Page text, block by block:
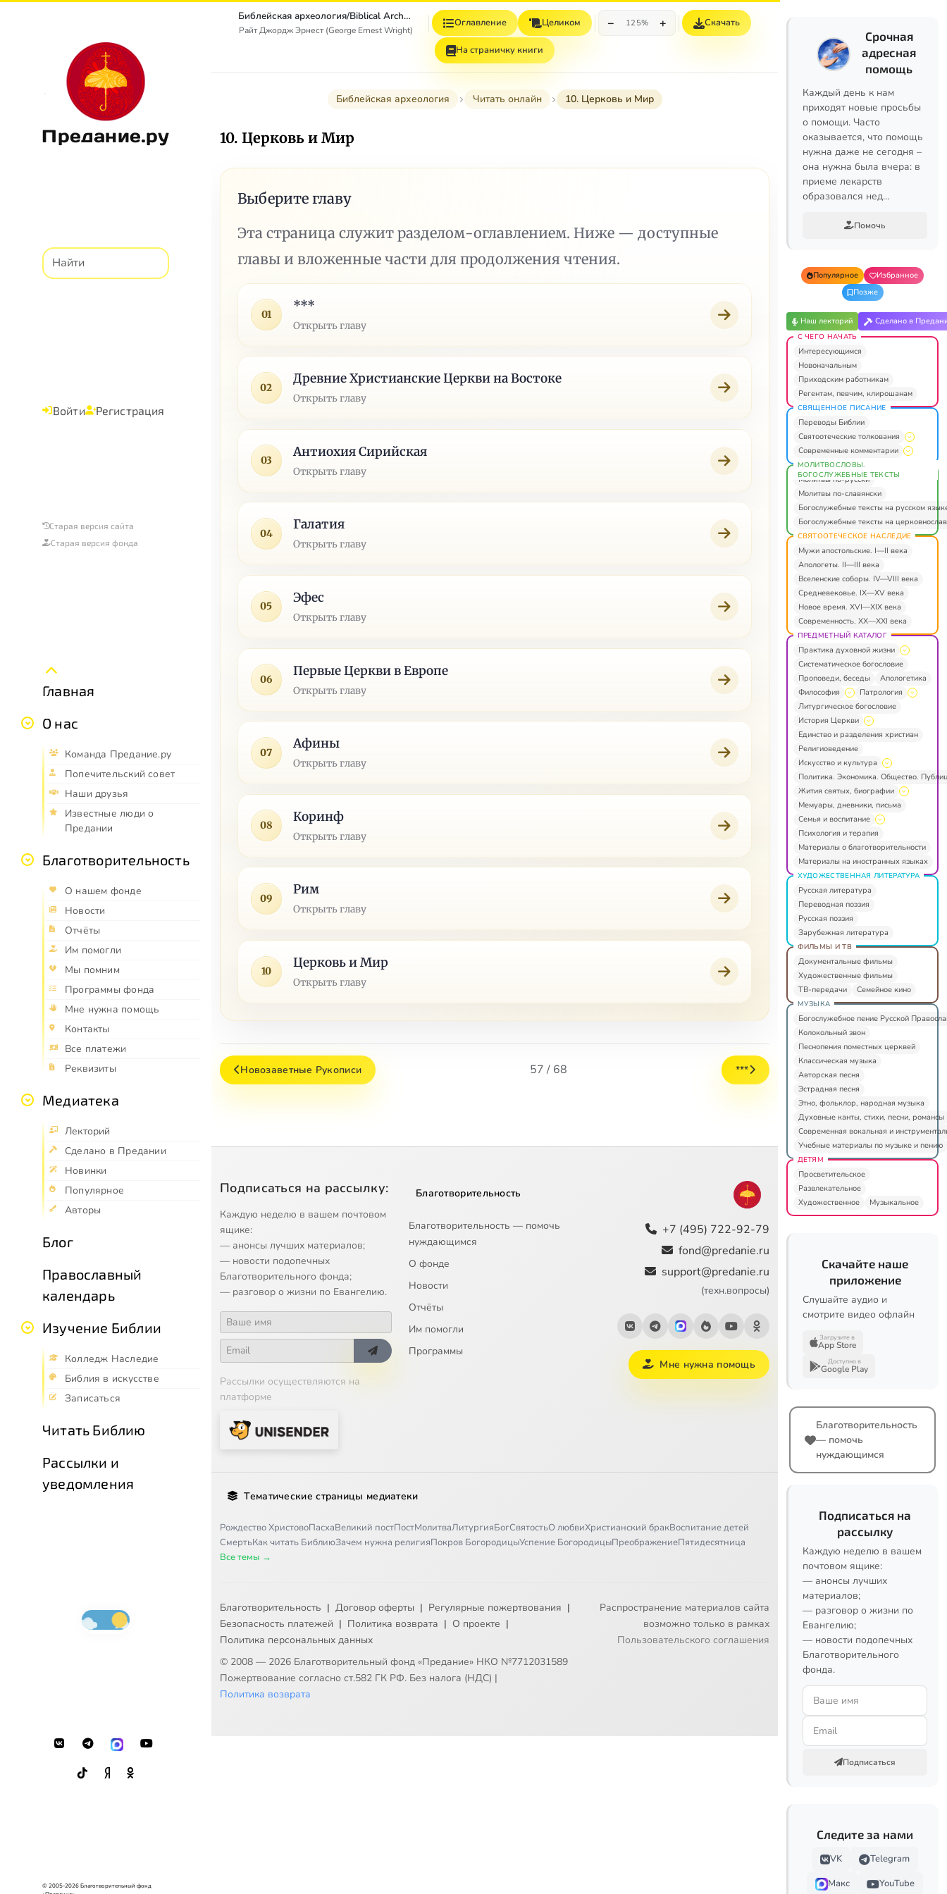
Предание.ру
Войти Регистрация
Старая версия сайта
Старая версия фонда
Главная
О нас
Команда Предание.ру
Попечительский совет
Наши друзья
Известные люди о
Предании
Благотворительность
О нашем фонде
Новости
Отчёты
Им помогли
Мы помним
Программы фонда
Мне нужна помощь
Контакты
Все платежи
Реквизиты
Медиатека
Лекторий
Сделано в Предании
Новинки
Популярное
Авторы
Блог
Православный
календарь
Изучение Библии
Колледж Наследие
Библия в искусстве
Записаться
Читать Библию
Рассылки и
уведомления
© 2005-2026 Благотворительный фонд
Библейская археология/Biblical Archaeology
Райт Джордж Эрнест (George Ernest Wright)
Оглавление Целиком − 125% + Скачать
На страничку книги
Библейская археология Читать онлайн 10. Церковь и Мир
10. Церковь и Мир
Выберите главу
Эта страница служит разделом-оглавлением. Ниже — доступные
главы и вложенные части для продолжения чтения.
01
***
Открыть главу
02
Древние Христианские Церкви на Востоке
Открыть главу
03
Антиохия Сирийская
Открыть главу
04
Галатия
Открыть главу
05
Эфес
Открыть главу
06
Первые Церкви в Европе
Открыть главу
07
Афины
Открыть главу
08
Коринф
Открыть главу
09
Рим
Открыть главу
10
Церковь и Мир
Открыть главу
Новозаветные Рукописи 57 / 68 ***
Подписаться на рассылку:
Каждую неделю в вашем почтовом
ящике:
— анонсы лучших материалов;
— новости подопечных
Благотворительного фонда;
— разговор о жизни по Евангелию.
Рассылки осуществляются на
платформе
Благотворительность
Благотворительность — помочь
нуждающимся
О фонде
Новости
Отчёты
Им помогли
Программы
+7 (495) 722-92-79
fond@predanie.ru
support@predanie.ru
(техн.вопросы)
Мне нужна помощь
Тематические страницы медиатеки
Рождество ХристовоПасхаВеликий постПостМолитваЛитургияБогСвятостьО любвиХристианский бракВоспитание детей
СмертьКак читать БиблиюЗачем нужна религияПокров БогородицыУспение БогородицыПреображениеПятидесятница
Все темы →
Благотворительность | Договор оферты | Регулярные пожертвования |
Безопасность платежей | Политика возврата | О проекте |
Политика персональных данных
© 2008 — 2026 Благотворительный фонд «Предание» НКО №7712031589
Пожертвование согласно ст.582 ГК РФ. Без налога (НДС) |
Политика возврата
Распространение материалов сайта
возможно только в рамках
Пользовательского соглашения
Срочная
адресная
помощь
Каждый день к нам
приходят новые просьбы
о помощи. Часто
оказывается, что помощь
нужна даже не сегодня –
она нужна была вчера: в
приеме лекарств
образовался нед…
Помочь
Популярное
Избранное
Позже
Наш лекторий Сделано в
С ЧЕГО НАЧАТЬ
Интересующимся
Новоначальным
Приходским работникам
Регентам, певчим, клирошанам
СВЯЩЕННОЕ ПИСАНИЕ
Переводы Библии
Святоотеческие толкования
Современные комментарии
МОЛИТВОСЛОВЫ.
БОГОСЛУЖЕБНЫЕ ТЕКСТЫ
Молитвы по-русски
Молитвы по-славянски
Богослужебные тексты на русском
Богослужебные тексты на
СВЯТООТЕЧЕСКОЕ НАСЛЕДИЕ
Мужи апостольские. I—II века
Апологеты. II—III века
Вселенские соборы. IV—VIII века
Средневековье. IX—XV века
Новое время. XVI—XIX века
Современность. XX—XXI века
ПРЕДМЕТНЫЙ КАТАЛОГ
Практика духовной жизни
Систематическое богословие
Проповеди, беседы
Апологетика
Философия
Патрология
Литургическое богословие
История Церкви
Единство и разделения христиан
Религиоведение
Искусство и культура
Политика. Экономика. Общество.
Жития святых, биографии
Мемуары, дневники, письма
Семья и воспитание
Психология и терапия
Материалы о благотворительности
Материалы на иностранных языках
ХУДОЖЕСТВЕННАЯ ЛИТЕРАТУРА
Русская литература
Переводная поэзия
Русская поэзия
Зарубежная литература
ФИЛЬМЫ И ТВ
Документальные фильмы
Художественные фильмы
ТВ-передачи
Семейное кино
МУЗЫКА
Богослужебное пение Русской
Колокольный звон
Песнопения поместных церквей
Классическая музыка
Авторская песня
Эстрадная песня
Этно, фольклор, народная музыка
Духовные канты, стихи, песни, романсы
Современная вокальная и
Учебные материалы по музыке и пению
ДЕТЯМ
Просветительское
Развлекательное
Художественное
Музыкальное
Скачайте наше
приложение
Слушайте аудио и
смотрите видео офлайн
Загрузите в
App Store
Доступно в
Google Play
Благотворительность
— помочь
нуждающимся
Подписаться на
рассылку
Каждую неделю в вашем
почтовом ящике:
— анонсы лучших
материалов;
— разговор о жизни по
Евангелию;
— новости подопечных
Благотворительного
фонда.
Подписаться
Следите за нами
VK
Telegram
Макс
YouTube